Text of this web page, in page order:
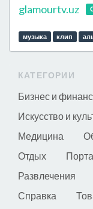
glamourtv.uz
музыка клип
КАТЕГОРИИ
Бизнес и
Искусство и
Медицина
Отдых
Развлечения
Справка